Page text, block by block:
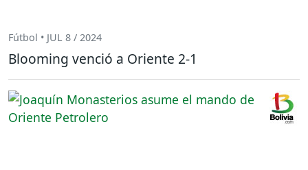
Fútbol • JUL 8 / 2024
Blooming venció a Oriente 2-1